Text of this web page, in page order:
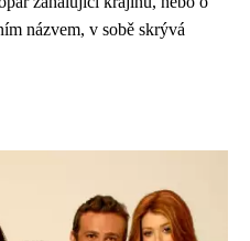
názvem, v sobě skrývá